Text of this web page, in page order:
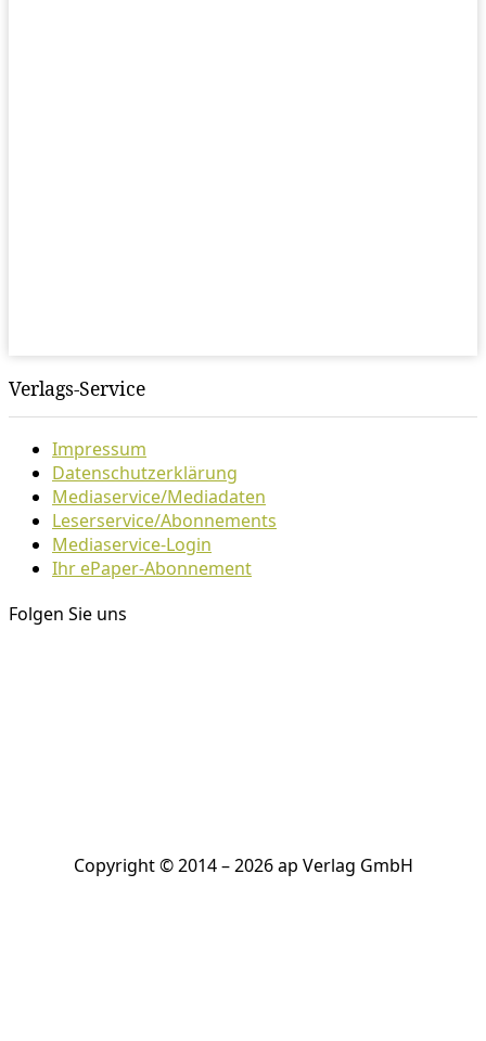
Verlags-Service
Impressum
Datenschutzerklärung
Mediaservice/Mediadaten
Leserservice/Abonnements
Mediaservice-Login
Ihr ePaper-Abonnement
Folgen Sie uns
Copyright © 2014 – 2026 ap Verlag GmbH